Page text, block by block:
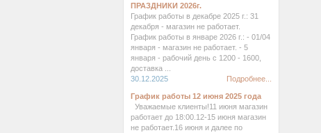
ПРАЗДНИКИ 2026г.
График работы в декабре 2025 г.: 31
декабря - магазин не работает.
График работы в январе 2026 г.: - 01/04
января - магазин не работает. - 5
января - рабочий день с 1200 - 1600,
доставка ...
30.12.2025
Подробнее...
График работы 12 июня 2025 года
Уважаемые клиенты!11 июня магазин
работает до 18:00.12-15 июня магазин
не работает.16 июня и далее по